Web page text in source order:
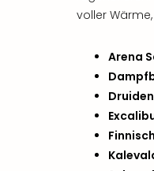
voller
Arena